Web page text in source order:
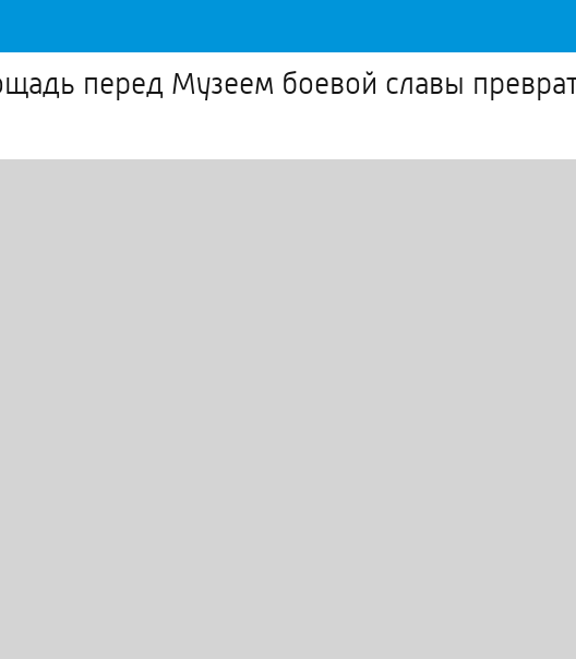
перед Музеем боевой славы